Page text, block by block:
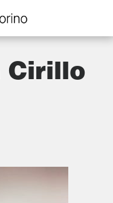
Cirillo